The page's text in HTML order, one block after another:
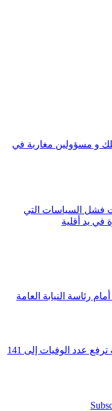
و مسؤولين مغاربة في
فشل السياسات التي
في يد أقلية
رئاسة النيابة العامة
“أحداث سبتة ومليلية”.. تقديرات حقوقية ترفع عدد الوفيات إلى 141